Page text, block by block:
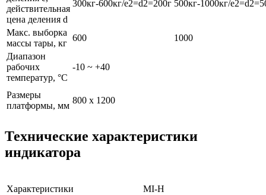
действительная
цена деления d
300кг-600кг/e2=d2=200г 500кг-1000кг/
Макс. выборка
массы тары, кг
600
1000
Диапазон
рабочих
температур, °C
-10 ~ +40
Размеры
платформы, мм
800 x 1200
Технические характеристики
индикатора
Характеристики MI-Н